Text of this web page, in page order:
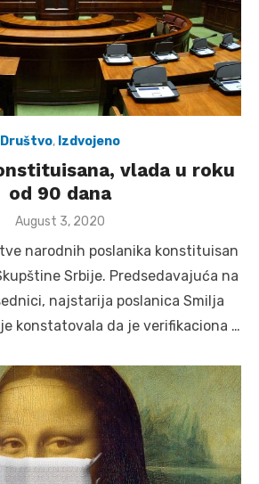
Društvo, Izdvojeno
vlada u roku
od 90 dana
Posted
August 3, 2020
narodnih poslanika konstituisan
Srbije. Predsedavajuća na
najstarija poslanica Smilja
konstatovala da je verifikaciona …